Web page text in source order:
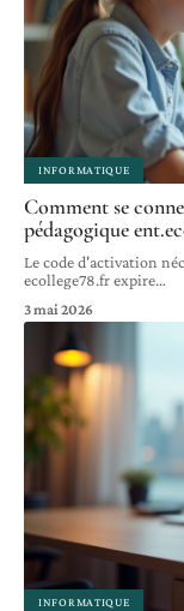
INFORMATIQUE
Comment se
pédagogique
Le code d'activation
ecollege78.fr expire…
3 mai 2026
INFORMATIQUE